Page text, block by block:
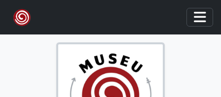
Skip to main content